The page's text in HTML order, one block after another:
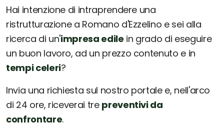
Hai intenzione di intraprendere una
ristrutturazione a Romano d'Ezzelino e sei alla
ricerca di un'impresa edile in grado di eseguire
un buon lavoro, ad un prezzo contenuto e in
tempi celeri?
Invia una richiesta sul nostro portale e, nell'arco
di 24 ore, riceverai tre preventivi da
confrontare.